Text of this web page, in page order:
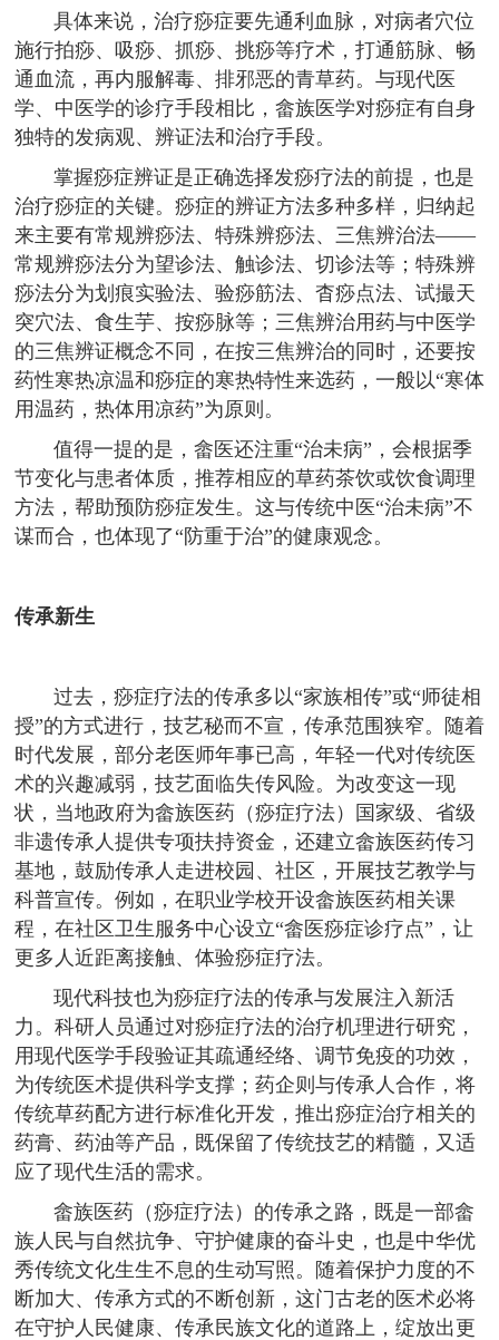
具体来说，治疗痧症要先通利血脉，对病者穴位
施行拍痧、吸痧、抓痧、挑痧等疗术，打通筋脉、畅
通血流，再内服解毒、排邪恶的青草药。与现代医
学、中医学的诊疗手段相比，畲族医学对痧症有自身
独特的发病观、辨证法和治疗手段。
掌握痧症辨证是正确选择发痧疗法的前提，也是
治疗痧症的关键。痧症的辨证方法多种多样，归纳起
来主要有常规辨痧法、特殊辨痧法、三焦辨治法——
常规辨痧法分为望诊法、触诊法、切诊法等；特殊辨
痧法分为划痕实验法、验痧筋法、杳痧点法、试撮天
突穴法、食生芋、按痧脉等；三焦辨治用药与中医学
的三焦辨证概念不同，在按三焦辨治的同时，还要按
药性寒热凉温和痧症的寒热特性来选药，一般以“寒体
用温药，热体用凉药”为原则。
值得一提的是，畲医还注重“治未病”，会根据季
节变化与患者体质，推荐相应的草药茶饮或饮食调理
方法，帮助预防痧症发生。这与传统中医“治未病”不
谋而合，也体现了“防重于治”的健康观念。
传承新生
过去，痧症疗法的传承多以“家族相传”或“师徒相
授”的方式进行，技艺秘而不宣，传承范围狭窄。随着
时代发展，部分老医师年事已高，年轻一代对传统医
术的兴趣减弱，技艺面临失传风险。为改变这一现
状，当地政府为畲族医药（痧症疗法）国家级、省级
非遗传承人提供专项扶持资金，还建立畲族医药传习
基地，鼓励传承人走进校园、社区，开展技艺教学与
科普宣传。例如，在职业学校开设畲族医药相关课
程，在社区卫生服务中心设立“畲医痧症诊疗点”，让
更多人近距离接触、体验痧症疗法。
现代科技也为痧症疗法的传承与发展注入新活
力。科研人员通过对痧症疗法的治疗机理进行研究，
用现代医学手段验证其疏通经络、调节免疫的功效，
为传统医术提供科学支撑；药企则与传承人合作，将
传统草药配方进行标准化开发，推出痧症治疗相关的
药膏、药油等产品，既保留了传统技艺的精髓，又适
应了现代生活的需求。
畲族医药（痧症疗法）的传承之路，既是一部畲
族人民与自然抗争、守护健康的奋斗史，也是中华优
秀传统文化生生不息的生动写照。随着保护力度的不
断加大、传承方式的不断创新，这门古老的医术必将
在守护人民健康、传承民族文化的道路上，绽放出更